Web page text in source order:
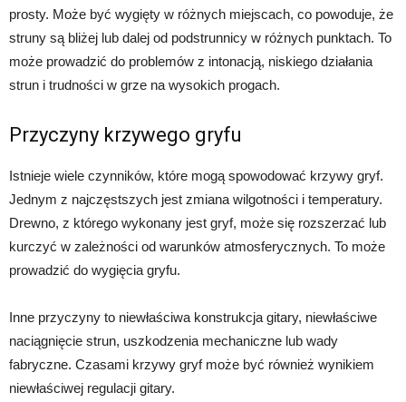
prosty. Może być wygięty w różnych miejscach, co powoduje, że
struny są bliżej lub dalej od podstrunnicy w różnych punktach. To
może prowadzić do problemów z intonacją, niskiego działania
strun i trudności w grze na wysokich progach.
Przyczyny krzywego gryfu
Istnieje wiele czynników, które mogą spowodować krzywy gryf.
Jednym z najczęstszych jest zmiana wilgotności i temperatury.
Drewno, z którego wykonany jest gryf, może się rozszerzać lub
kurczyć w zależności od warunków atmosferycznych. To może
prowadzić do wygięcia gryfu.
Inne przyczyny to niewłaściwa konstrukcja gitary, niewłaściwe
naciągnięcie strun, uszkodzenia mechaniczne lub wady
fabryczne. Czasami krzywy gryf może być również wynikiem
niewłaściwej regulacji gitary.